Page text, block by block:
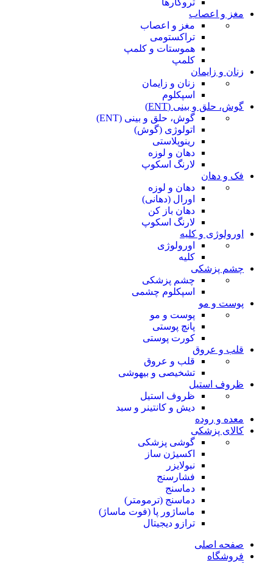
تروکارها
مغز و اعصاب
مغز و اعصاب
تراکستومی
هموستات و کلمپ
کلمپ
زنان و زایمان
زنان و زایمان
اسپکلوم
گوش، حلق و بینی (ENT)
گوش، حلق و بینی (ENT)
اتولوژی (گوش)
رینوپلاستی
دهان و لوزه
لارنگ اسکوپ
فک و دهان
دهان و لوزه
اورال (دهانی)
دهان باز کن
لارنگ اسکوپ
اورولوژی و کلیه
اورولوژی
کلیه
چشم پزشکی
چشم پزشکی
اسپکلوم چشمی
پوست و مو
پوست و مو
پانچ پوستی
کورت پوستی
قلب و عروق
قلب و عروق
تشخیصی و بیهوشی
ظروف استیل
ظروف استیل
دیش و کانتینر و سبد
معده و روده
کالای پزشکی
گوشی پزشکی
اکسیژن ساز
نبولایزر
فشارسنج
دماسنج
دماسنج (ترمومتر)
ماساژور پا (فوت ماساژ)
ترازو دیجیتال
صفحه اصلی
فروشگاه